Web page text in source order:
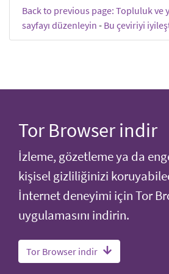
Back to previous page: Topluluk ve
sayfayı düzenleyin - Bu çeviriyi
Tor Browser indir
İzleme, gözetleme ya da
kişisel gizliliğinizi
İnternet deneyimi için Tor
uygulamasını indirin.
Tor Browser indir